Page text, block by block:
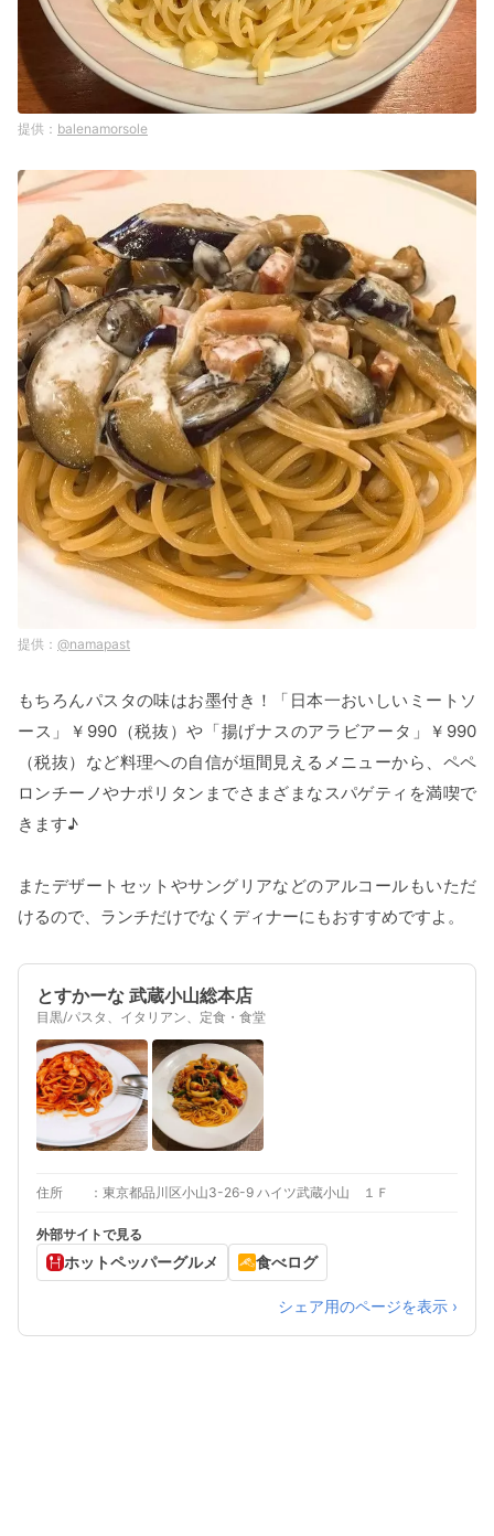
balenamorsole
@namapast
もちろんパスタの味はお墨付き！「日本一おいしいミートソ
ース」￥990（税抜）や「揚げナスのアラビアータ」￥990
（税抜）など料理への自信が垣間見えるメニューから、ペペ
ロンチーノやナポリタンまでさまざまなスパゲティを満喫で
きます♪
またデザートセットやサングリアなどのアルコールもいただ
けるので、ランチだけでなくディナーにもおすすめですよ。
とすかーな 武蔵小山総本店
目黒/パスタ、イタリアン、定食・食堂
住所 東京都品川区小山3-26-9 ハイツ武蔵小山 １Ｆ
外部サイトで見る
ホットペッパーグルメ 食べログ
シェア用のページを表示 ›